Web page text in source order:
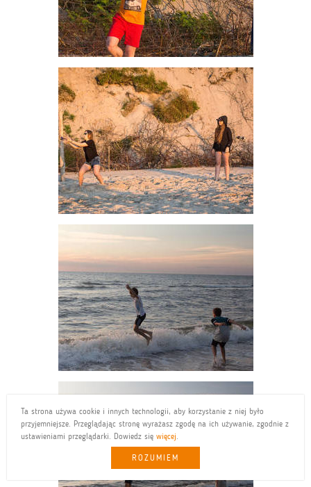
Ta strona używa cookie i innych technologii, aby korzystanie z niej było
przyjemniejsze. Przeglądając stronę wyrażasz zgodę na ich używanie, zgodnie z
ustawieniami przeglądarki. Dowiedz się więcej.
ROZUMIEM